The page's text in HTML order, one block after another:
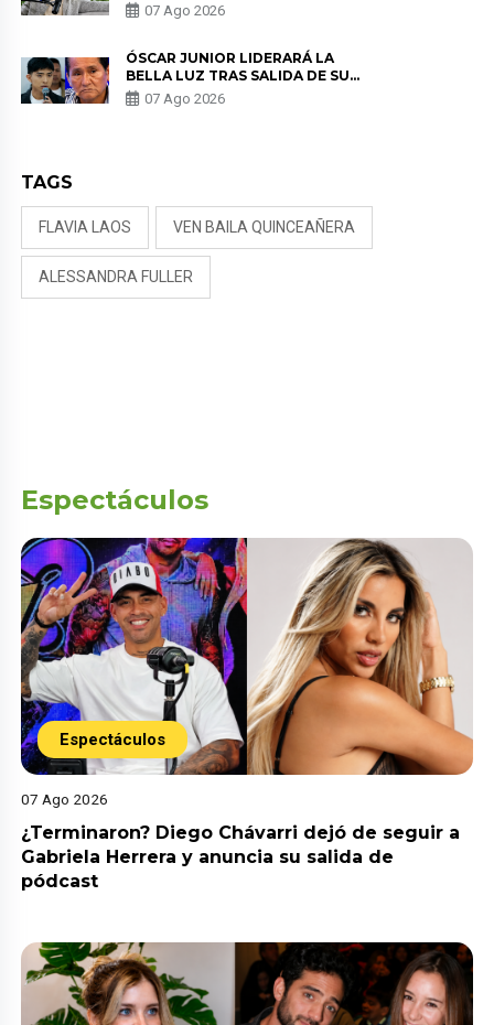
SALUD ANTES DE SEPARARSE DE
KORINA: “ME ENCONTRARON UN
07 Ago 2026
ÓSCAR JUNIOR LIDERARÁ LA
BELLA LUZ TRAS SALIDA DE SU
PADRE POR POLÉMICA CON
NALDY SALDAÑA
07 Ago 2026
TAGS
FLAVIA LAOS VEN BAILA QUINCEAÑERA
ALESSANDRA FULLER
Espectáculos
Espectáculos
07 Ago 2026
¿Terminaron? Diego Chávarri dejó de seguir a
Gabriela Herrera y anuncia su salida de
pódcast